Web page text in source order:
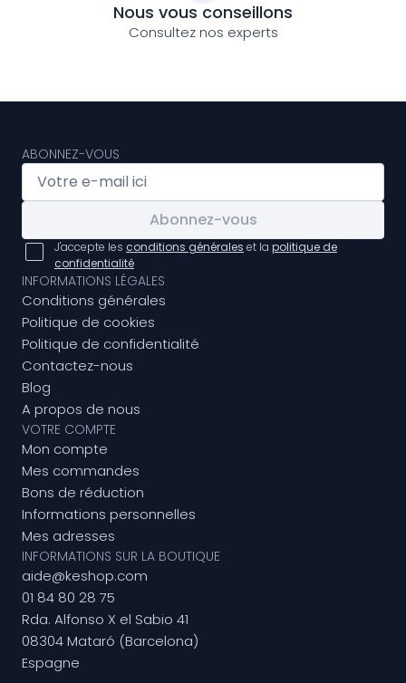
Nous vous conseillons
Consultez nos experts
ABONNEZ-VOUS
Abonnez-vous
J'accepte les conditions générales et la politique de
confidentialité
INFORMATIONS LÉGALES
Conditions générales
Politique de cookies
Politique de confidentialité
Contactez-nous
Blog
A propos de nous
VOTRE COMPTE
Mon compte
Mes commandes
Bons de réduction
Informations personnelles
Mes adresses
INFORMATIONS SUR LA BOUTIQUE
aide@keshop.com
01 84 80 28 75
Rda. Alfonso X el Sabio 41
08304 Mataró (Barcelona)
Espagne